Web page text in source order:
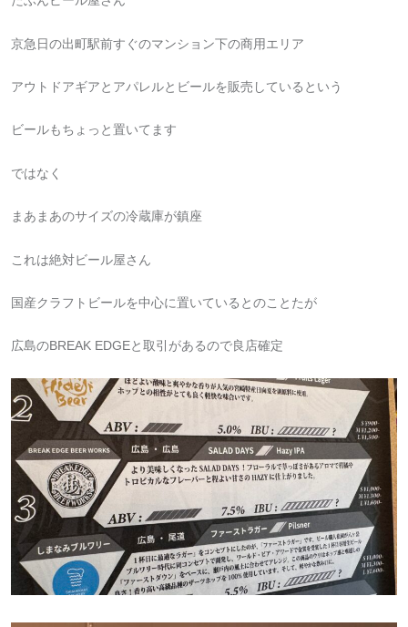
京急日の出町駅前すぐのマンション下の商用エリア
アウトドアギアとアパレルとビールを販売しているという
ビールもちょっと置いてます
ではなく
まあまあのサイズの冷蔵庫が鎮座
これは絶対ビール屋さん
国産クラフトビールを中心に置いているとのことたが
広島のBREAK EDGEと取引があるので良店確定